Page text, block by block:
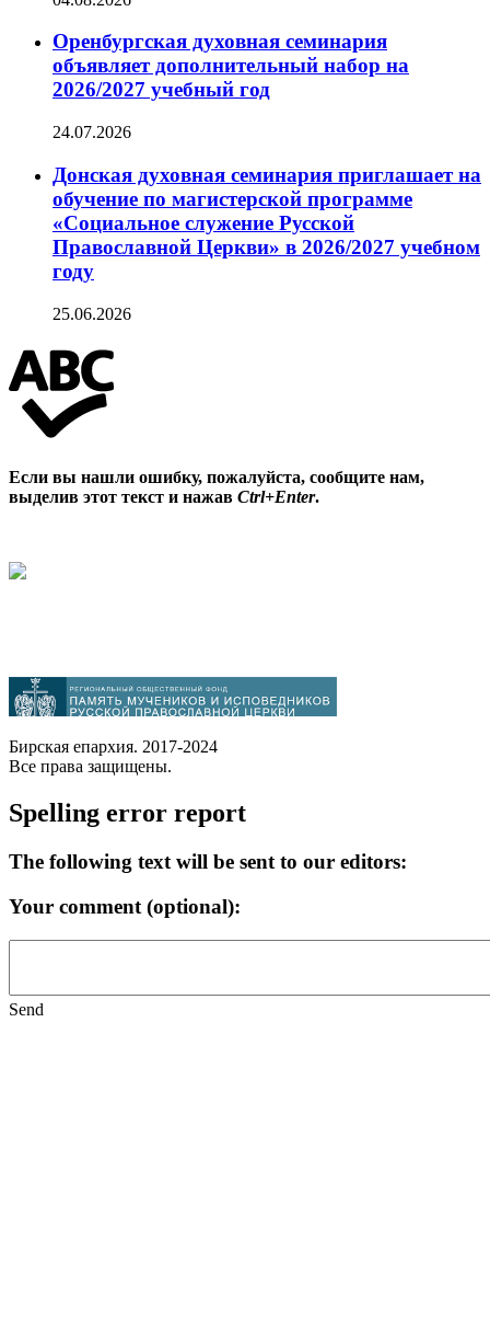
Оренбургская духовная семинария
объявляет дополнительный набор на
2026/2027 учебный год
24.07.2026
Донская духовная семинария приглашает на
обучение по магистерской программе
«Социальное служение Русской
Православной Церкви» в 2026/2027 учебном
году
25.06.2026
Если вы нашли ошибку, пожалуйста, сообщите нам,
выделив этот текст и нажав Ctrl+Enter.
Бирская епархия. 2017-2024
Все права защищены.
Spelling error report
The following text will be sent to our editors:
Your comment (optional):
Send